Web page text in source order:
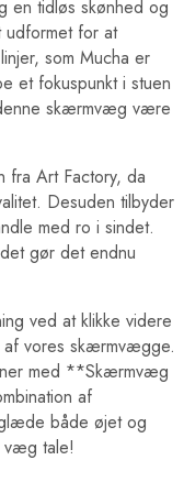
tidløs skønhed og
udformet for at
som Mucha er
et fokuspunkt i stuen
skærmvæg være
fra Art Factory, da
Desuden tilbyder
med ro i sindet.
gør det endnu
ved at klikke videre
vores skærmvægge.
med **Skærmvæg
af
både øjet og
væg tale!